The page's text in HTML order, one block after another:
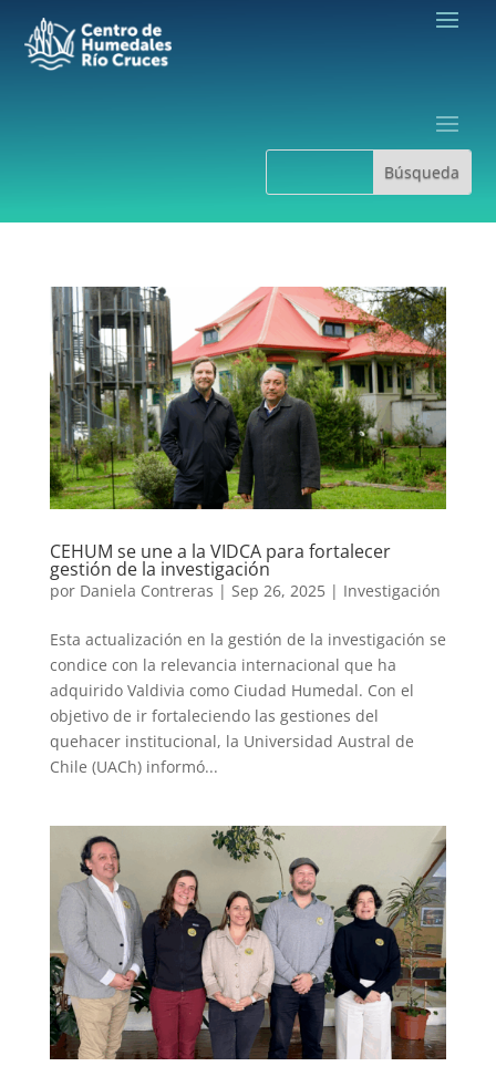
CEHUM se une a la VIDCA para fortalecer
gestión de la investigación
por Daniela Contreras | Sep 26, 2025| Investigación
Esta actualización en la gestión de la investigación se
condice con la relevancia internacional que ha
adquirido Valdivia como Ciudad Humedal. Con el
objetivo de ir fortaleciendo las gestiones del
quehacer institucional, la Universidad Austral de
Chile (UACh) informó...